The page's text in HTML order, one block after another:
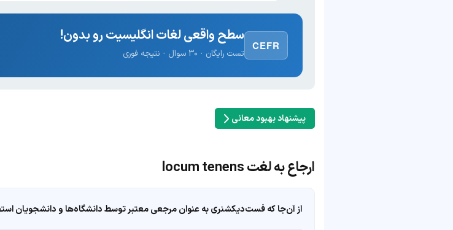
CEFR
سطح واقعی لغات انگلیسیت رو بدون!
تست رایگان · ۳۰ سوال · نتیجه فوری
پیشنهاد بهبود معانی
ارجاع به لغت locum tenens
از آن‌جا که فست‌دیکشنری به عنوان مرجعی معتبر توسط دانشگاه‌ها و دانشجویان